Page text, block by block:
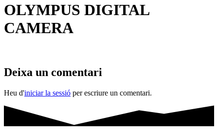
OLYMPUS DIGITAL
CAMERA
Deixa un comentari
Heu d'iniciar la sessió per escriure un comentari.